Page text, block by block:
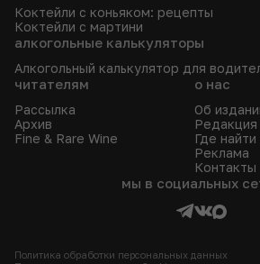
Коктейли с коньяком: рецепты
Коктейли с мартини
алкогольные калькуляторы
Алкогольный калькулятор для
читателям
Рассылка
Архив
Fine & Rare Wine
о нас
Об
Редакция
Где найти
Реклама
Контакты
мы в социальных
Политика обработки персональных данных